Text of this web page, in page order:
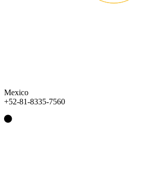
Mexico
+52-81-8335-7560